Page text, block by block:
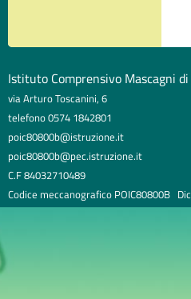
Istituto Comprensivo Mascagni
via Arturo Toscanini, 6
telefono 0574 1842801
poic80800b@istruzione.it
poic80800b@pec.istruzione.it
C.F 84032710489
Codice meccanografico POIC80800B